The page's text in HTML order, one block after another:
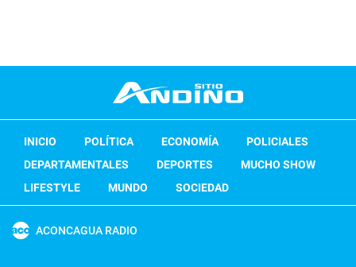
INICIO POLÍTICA ECONOMÍA
POLICIALES
DEPARTAMENTALES
DEPORTES
MUCHO SHOW
LIFESTYLE
MUNDO SOCIEDAD
ACONCAGUA RADIO